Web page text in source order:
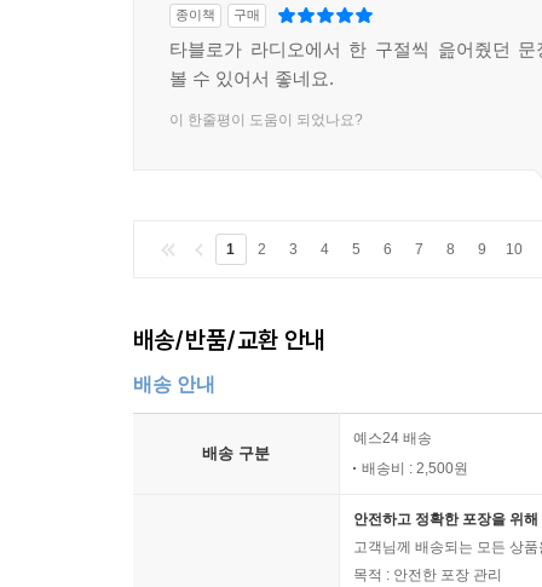
종이책 구매
타블로가 라디오에서 한 구절씩 읊어줬던 문
볼 수 있어서 좋네요.
이 한줄평이 도움이 되었나요?
1 2 3 4 5 6 7 8 9 10
배송/반품/교환 안내
배송 안내
배송 구분
예스24 배송
배송비 : 2,500원
안전하고 정확한 포장을 위
고객님께 배송되는 모든 상
목적 : 안전한 포장 관리